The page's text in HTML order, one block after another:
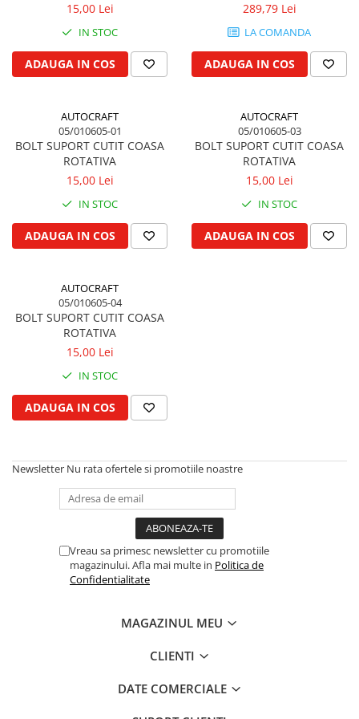
Biela motor
Cuzineti de biela
Bucsi biela
Suruburi si piulite biela
Dop si accesorii de umplere cu ulei
Joja de ulei
Supape de admisie
Supape de evacuare
Culbutor, tija, tachet
Ghidaj pentru supapa
Distributie
Ax cu came si inel, garnituri,
Evacuare si admisie
Capac toba esapament
Galerie evacuare
Cot si suport esapament
Garnitura colector esapament
Colier toba esapament
Admisia aerului
Flexibil evacuare
Garnituri motor
Set garnituri superior
Mc Cormick
Iseki
Kubota
Claas / Renault
LS Mtron
Massey Ferguson
Zmaj
Mecanica Ceahlau
Kverneland
Howard
John Deere
Vogel & Noot
SIP
Berko
Disc romanesc
Kuhn, Huard
Quicke
Kola Rivale
Blanchot
Mascar
15,00 Lei
IN STOC
ADAUGA IN COS
289,79 Lei
LA COMANDA
ADAUGA IN COS
AUTOCRAFT
05/010605-01
BOLT SUPORT CUTIT COASA
ROTATIVA
15,00 Lei
IN STOC
ADAUGA IN COS
AUTOCRAFT
05/010605-03
BOLT SUPORT CUTIT COASA
ROTATIVA
15,00 Lei
IN STOC
ADAUGA IN COS
AUTOCRAFT
05/010605-04
BOLT SUPORT CUTIT COASA
ROTATIVA
15,00 Lei
IN STOC
ADAUGA IN COS
Newsletter Nu rata ofertele si promotiile noastre
Vreau sa primesc newsletter cu promotiile
magazinului. Afla mai multe in Politica de
Confidentialitate
MAGAZINUL MEU
CLIENTI
DATE COMERCIALE